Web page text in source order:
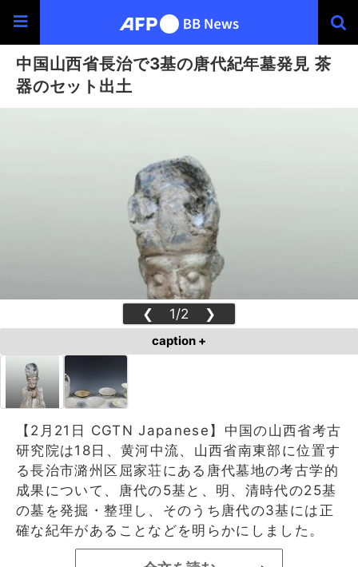
中国山西省長治で3基の唐代紀年墓発見 茶
器のセット出土
❮ 1/2 ❯
caption +
【2月21日 CGTN Japanese】中国の山西省考古
研究院は18日、黄河中流、山西省南東部に位置す
る長治市潞州区屈家荘にある唐代墓地の考古学的
成果について、唐代の5基と、明、清時代の25基
の墓を発掘・整理し、そのうち唐代の3基には正
確な紀年があることなどを明らかにしました。